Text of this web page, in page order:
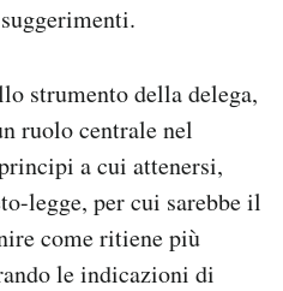
strumento della delega,
ruolo centrale nel
a cui attenersi,
legge, per cui sarebbe il
come ritiene più
le indicazioni di